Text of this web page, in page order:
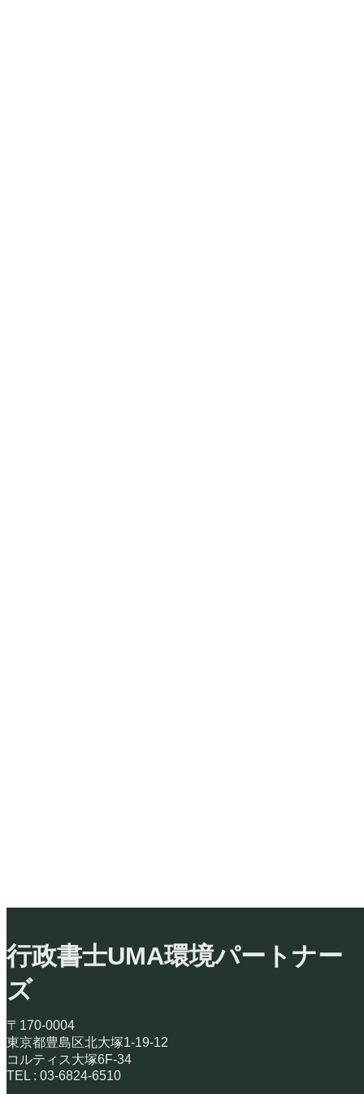
行政書士UMA環境パートナー
ズ
〒170-0004
東京都豊島区北大塚1-19-12
コルティス大塚6F-34
TEL : 03-6824-6510